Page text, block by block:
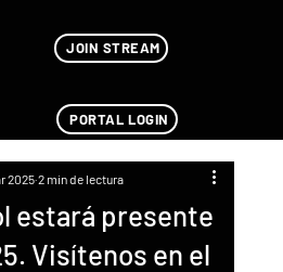
JOIN STREAM
PORTAL LOGIN
estará presente
Visítenos en el
2025 2 min de lectura